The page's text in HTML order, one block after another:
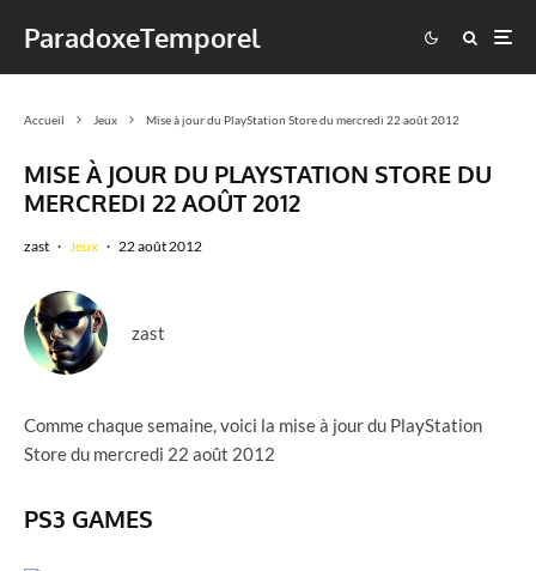
ParadoxeTemporel
Accueil Jeux Mise à jour du PlayStation Store du mercredi 22 août 2012
MISE À JOUR DU PLAYSTATION STORE DU
MERCREDI 22 AOÛT 2012
zast · Jeux · 22 août 2012
zast
Comme chaque semaine, voici la mise à jour du PlayStation
Store du mercredi 22 août 2012
PS3 GAMES